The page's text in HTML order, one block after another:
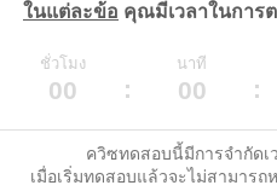
ในแต่ละข้อ คุณมีเวลาในการ
ชั่วโมง นาที
00 00
ควิซทดสอบนี้มีการจำกัดเ
เมื่อเริ่มทดสอบแล้วจะไม่สามารถ